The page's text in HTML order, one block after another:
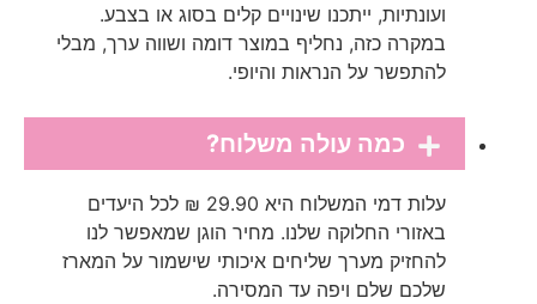
ועונתיות, ייתכנו שינויים קלים בסוג או בצבע.
במקרה כזה, נחליף במוצר דומה ושווה ערך, מבלי
להתפשר על הנראות והיופי.
כמה עולה משלוח?
עלות דמי המשלוח היא 29.90 ₪ לכל היעדים
באזורי החלוקה שלנו. מחיר הוגן שמאפשר לנו
להחזיק מערך שליחים איכותי שישמור על המארז
שלכם שלם ויפה עד המסירה.